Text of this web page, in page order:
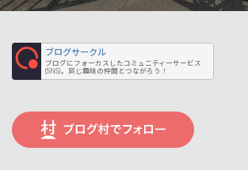
ブログサークル
ブログにフォーカスしたコミュニティーサービス
(SNS)。同じ趣味の仲間とつながろう！